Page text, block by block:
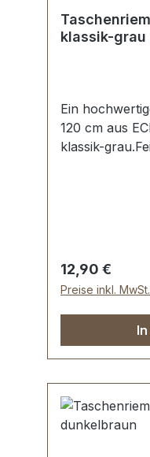
klassik-grau
Ein
120 cm aus ECHT LEDER in der Farbe
klassik-
Regulärer
12,90 €
Preise inkl.